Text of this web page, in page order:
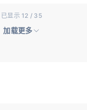
已显示 12 / 35
加载更多